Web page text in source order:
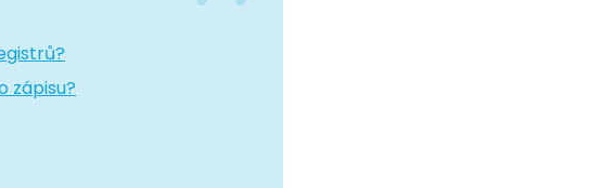
zápisu?